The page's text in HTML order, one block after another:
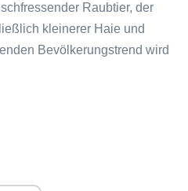
Raubtier, der
kleinerer Haie und
Bevölkerungstrend wird